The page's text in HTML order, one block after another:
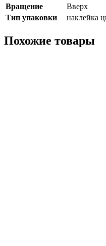
Вращение
Вверх
Тип упаковки
наклейка
Похожие товары